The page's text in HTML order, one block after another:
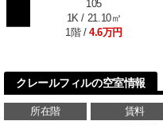
105
1K / 21.10㎡
1階 / 4.6万円
クレールフィルの空室情報
所在階 賃料